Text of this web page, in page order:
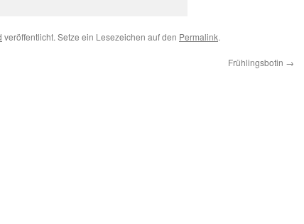
veröffentlicht. Setze ein Lesezeichen auf den Permalink.
Frühlingsbotin →